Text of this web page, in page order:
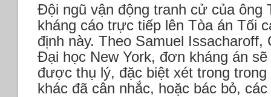
Đội ngũ vận động tranh cử của ông
kháng cáo trực tiếp lên Tòa án Tối
định này. Theo Samuel
Đại học New York, đơn kháng án
được thụ lý, đặc biệt xét trong
khác đã cân nhắc, hoặc bác bỏ,